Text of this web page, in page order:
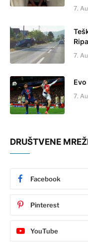
7.
7.
7.
DRUŠTVENE
Facebook
Pinterest
YouTube